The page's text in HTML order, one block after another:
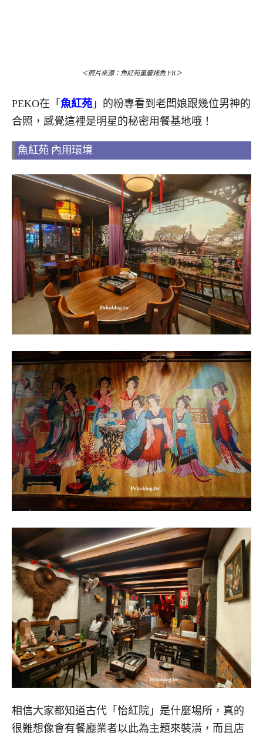
＜照片來源：魚紅苑重慶烤魚 FB＞
PEKO在「 魚紅苑 」的粉專看到老闆娘跟幾位男神的
合照，感覺這裡是明星的秘密用餐基地哦！
魚紅苑 內用環境
相信大家都知道古代「怡紅院」是什麼場所，真的
很難想像會有餐廳業者以此為主題來裝潢，而且店